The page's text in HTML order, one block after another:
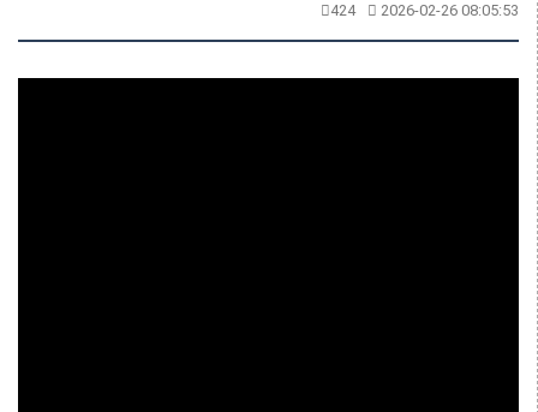
424 2026-02-26 08:05:53